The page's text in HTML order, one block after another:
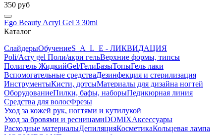
350 руб
Ego Beauty Acryl Gel 3 30ml
Каталог
СлайдерыОбучениеS_A_L_E - ЛИКВИДАЦИЯ
Poli/Acry gel Поли/акри гельВерхние формы, типсы
Полигель ЖидкийGel/ГелиБазыТопыГель лаки
Вспомогательные средстваДезинфекция и стерилизация
ИнструментыКисти, дотсыМатериалы для дизайна ногтей
ОборудованиеПилки, бафы, наборыПедикюрная линия
Средства для волосФрезы
Уход за кожей рук, ногтями и кутилукой
Уход за бровями и ресницамиDOMIXАксессуары
Расходные материалыДепиляцияКосметикаКольцевая лампа